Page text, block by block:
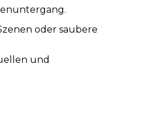
oder saubere
und